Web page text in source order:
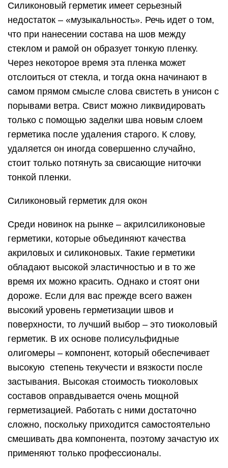
Силиконовый герметик имеет серьезный
недостаток – «музыкальность». Речь идет о том,
что при нанесении состава на шов между
стеклом и рамой он образует тонкую пленку.
Через некоторое время эта пленка может
отслоиться от стекла, и тогда окна начинают в
самом прямом смысле слова свистеть в унисон с
порывами ветра. Свист можно ликвидировать
только с помощью заделки шва новым слоем
герметика после удаления старого. К слову,
удаляется он иногда совершенно случайно,
стоит только потянуть за свисающие ниточки
тонкой пленки.
Силиконовый герметик для окон
Среди новинок на рынке – акрилсиликоновые
герметики, которые объединяют качества
акриловых и силиконовых. Такие герметики
обладают высокой эластичностью и в то же
время их можно красить. Однако и стоят они
дороже. Если для вас прежде всего важен
высокий уровень герметизации швов и
поверхности, то лучший выбор – это тиоколовый
герметик. В их основе полисульфидные
олигомеры – компонент, который обеспечивает
высокую степень текучести и вязкости после
застывания. Высокая стоимость тиоколовых
составов оправдывается очень мощной
герметизацией. Работать с ними достаточно
сложно, поскольку приходится самостоятельно
смешивать два компонента, поэтому зачастую их
применяют только профессионалы.